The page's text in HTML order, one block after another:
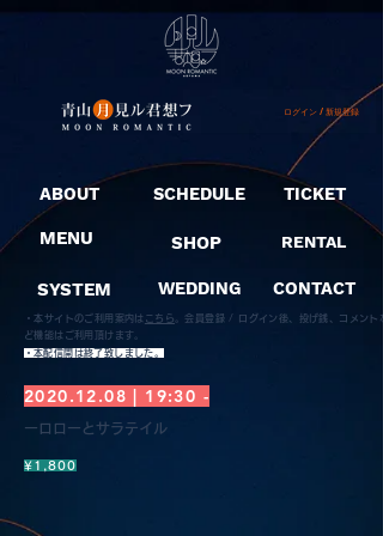
ログイン / 新規登録
ABOUT
MENU
SYSTEM
SCHEDULE
SHOP
WEDDING
TICKET
RENTAL
CONTACT
・本サイトのご利用案内は こちら
会員登録 / ログイン後、投げ銭、コメント
ど機能はご利用頂けます。
​・本配信開は終了致しました。
2020.12.08 | 19:30 -
一ロロ一とサラテイル
¥1,800